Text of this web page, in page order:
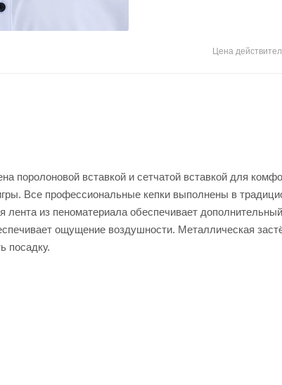
Цена
поролоновой вставкой и сетчатой ​​вставкой для
Все профессиональные кепки выполнены в
лента из пеноматериала обеспечивает
ощущение воздушности. Металлическая
посадку.